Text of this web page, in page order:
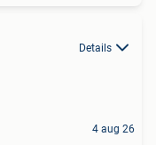
Details
4 aug 26